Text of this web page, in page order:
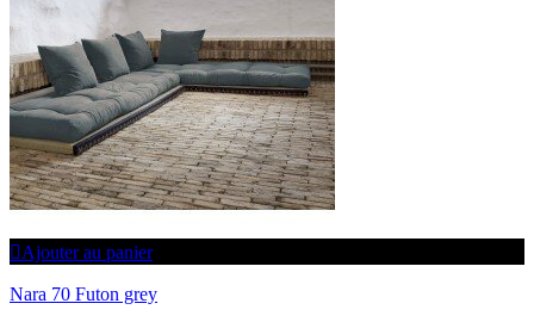
Ajouter au panier
Nara 70 Futon grey